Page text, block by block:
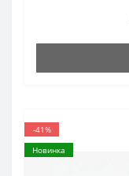
-41%
Новинка